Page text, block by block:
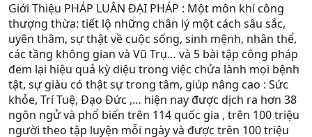
Giới Thiệu PHÁP LUÂN ĐẠI PHÁP : Một môn khí công
thượng thừa: tiết lộ những chân lý một cách sâu sắc,
uyên thâm, sự thật về cuộc sống, sinh mệnh, nhân thể,
các tầng không gian và Vũ Trụ… và 5 bài tập công pháp
đem lại hiệu quả kỳ diệu trong việc chửa lành mọi bệnh
tật, sự giàu có thật sự trong tâm, giúp nâng cao : Sức
khỏe, Trí Tuệ, Ðạo Ðức ,… hiện nay được dịch ra hơn 38
ngôn ngử và phổ biến trên 114 quốc gia , trên 100 triệu
người theo tập luyện mỗi ngày và được trên 100 triệu